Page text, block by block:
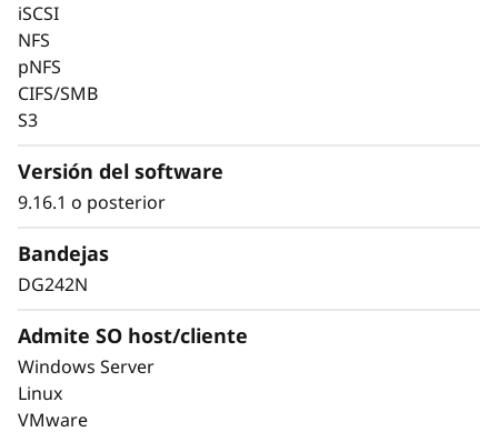
disponibles y seguros
del mercado
La seguridad de los datos es una preocupación
clave para cualquier organización. Proteja sus
valiosos datos contra el ransomware y otras
ciberamenazas externas o internas para
disrupciones y recuperarse rápidamente en
El cifrado siempre activado y la detección
iSCSI
NFS
pNFS
CIFS/SMB
S3
Versión del software
9.16.1 o posterior
Bandejas
DG242N
Admite SO host/cliente
Windows Server
Linux
VMware